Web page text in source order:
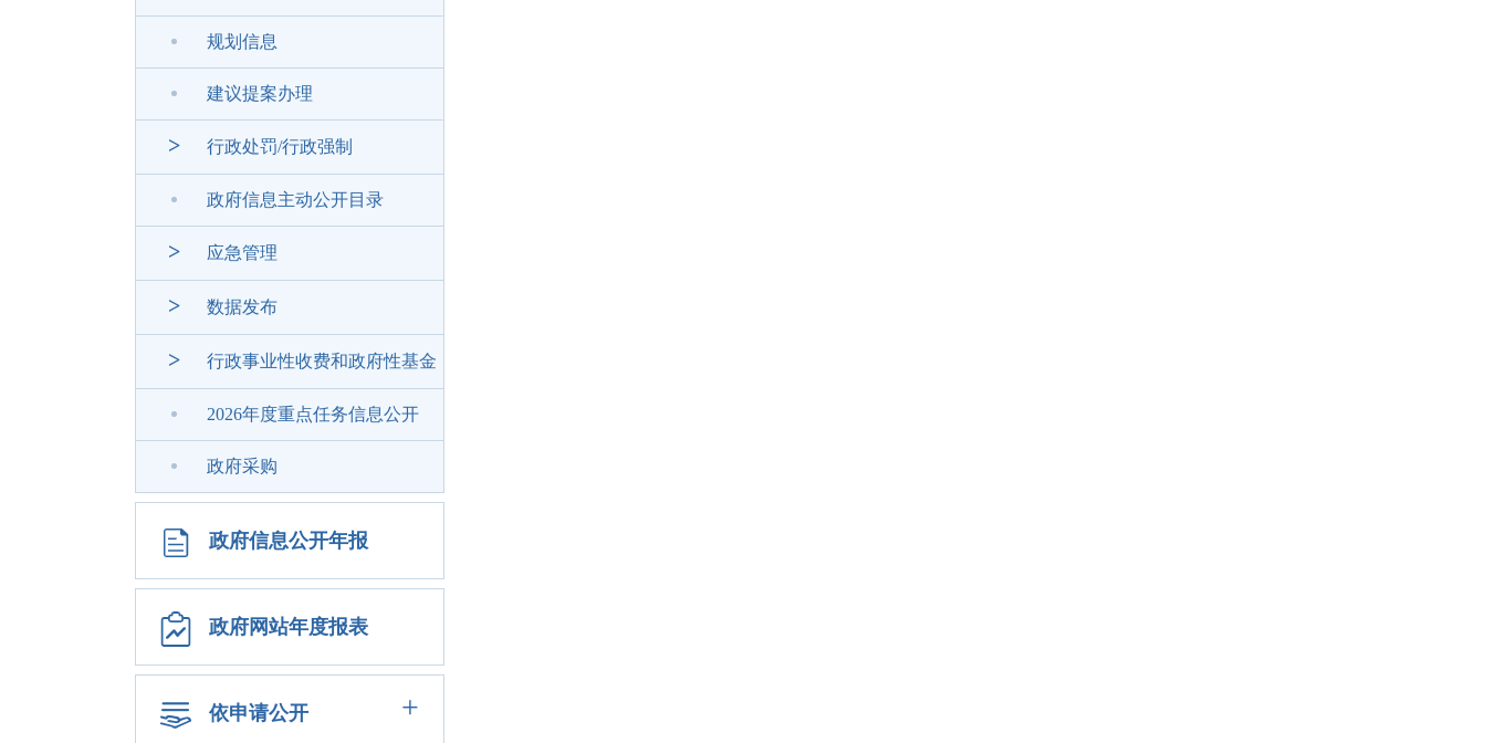
规划信息
建议提案办理
> 行政处罚/行政强制
政府信息主动公开目录
> 应急管理
> 数据发布
> 行政事业性收费和政府性基金
2026年度重点任务信息公开
政府采购
政府信息公开年报
政府网站年度报表
依申请公开 +